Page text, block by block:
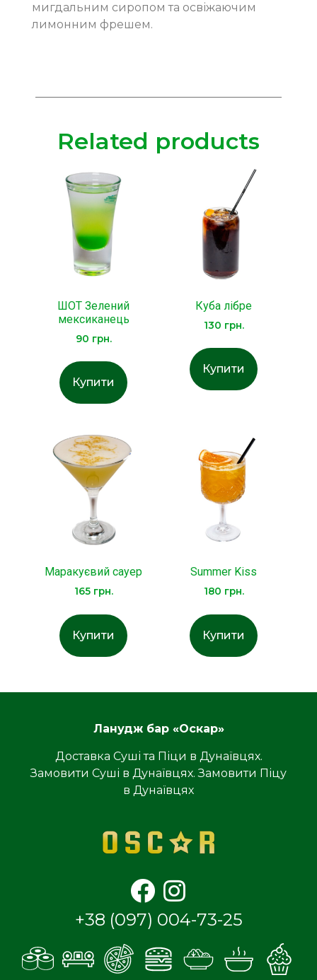
мигдальним сиропом та освіжаючим
лимонним фрешем.
Related products
ШОТ Зелений
мексиканець
90 грн.
Купити
Куба лібре
130 грн.
Купити
Маракуєвий сауер
165 грн.
Купити
Summer Kiss
180 грн.
Купити
Ланудж бар «Оскар»
Доставка Суші та Піци в Дунаївцях.
Замовити Суші в Дунаївцях. Замовити Піцу
в Дунаївцях
+38 (097) 004-73-25